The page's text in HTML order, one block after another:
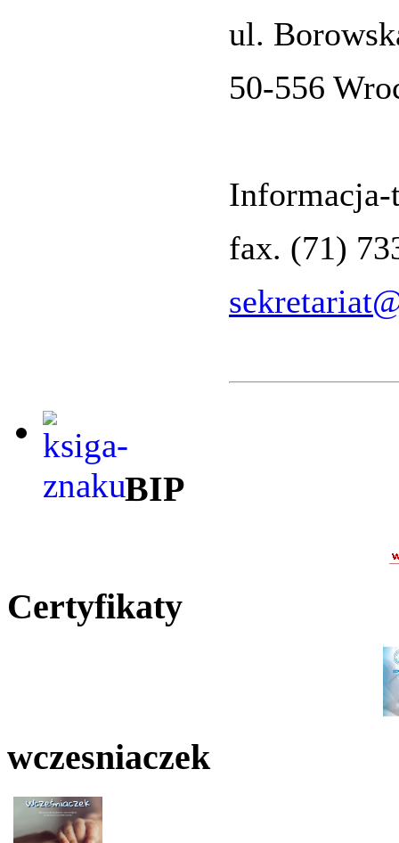
ul.
50-556
Informacja-
fax. (71)
BIP
Certyfikaty
wczesniaczek